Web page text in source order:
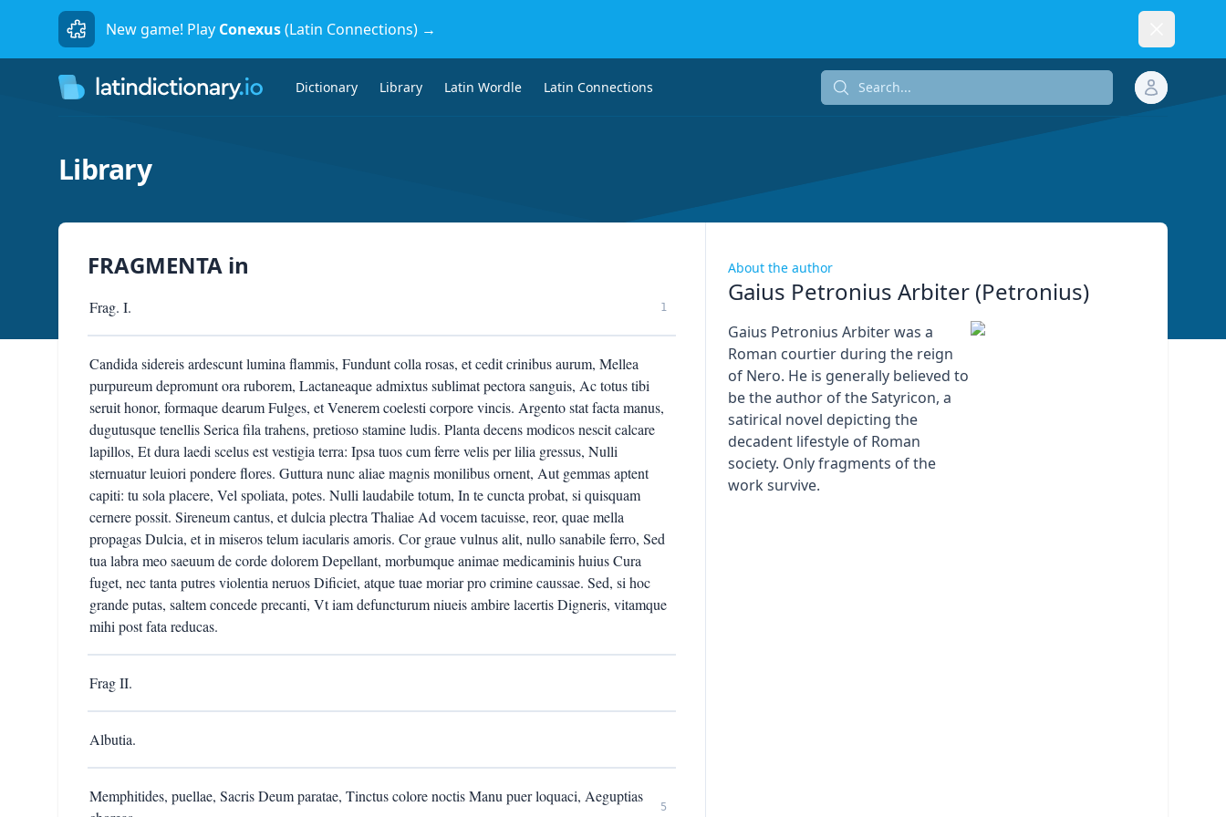
New game! Play Conexus(Latin Connections) →
Dictionary Library Latin Wordle Latin Connections Search...
Library
FRAGMENTA in
Frag. I. 1
Candida sidereis ardescunt lumina flammis, Fundunt colla rosas, et cedit crinibus aurum, Mellea
purpureum depromunt ora ruborem, Lactaneaque admixtus sublimat pectora sanguis, Ac totus tibi
seruit honor, formaque dearum Fulges, et Venerem coelesti corpore vincis. Argento stat facta manus,
dugutusque tenellis Serica fila trahens, pretioso stamine ludis. Planta decens modicos nescit calcare
lapillos, Et dura laedi scelus est vestigia terra: Ipsa tuos cum ferre velis per lilia gressus, Nulli
sternuatur leuiori pondere flores. Guttura nunc aliae magnis monilibus ornent, Aut gemmas aptent
capiti: tu sola placere, Vel spoliata, potes. Nulli laudabile totum, In te cuncta probat, si quisquam
cernere possit. Sireneum cantus, et dulcia plectra Thaliae Ad vocem tacuisse, reor, quae mella
propagas Dulcia, et in miseros telum iacularis amoris. Cor graue vulnus alit, nullo sanabile ferro, Sed
tua labra meo saeuum de corde dolorem Depellant, morbumque animae medicaminis huius Cura
fuget, nec tanta putres violentia neruos Dificiet, atque tuae moriar pro crimine caussae. Sed, si hoc
grande putas, saltem concede precanti, Vt iam defuncturum niueis ambire lacertis Digneris, vitamque
mihi post fata reducas.
Frag II.
Albutia.
Memphitides, puellae, Sacris Deum paratae, Tinctus colore noctis Manu puer loquaci, Aeguptias
5
About the author
Gaius Petronius Arbiter (Petronius)
Gaius Petronius Arbiter was a
Roman courtier during the reign
of Nero. He is generally believed to
be the author of the Satyricon, a
satirical novel depicting the
decadent lifestyle of Roman
society. Only fragments of the
work survive.